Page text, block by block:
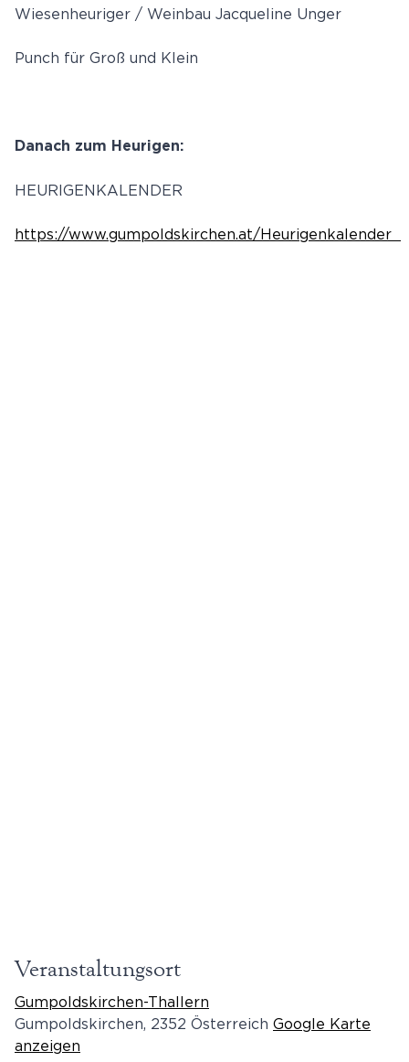
Wiesenheuriger / Weinbau Jacqueline Unger
Punch für Groß und Klein
Danach zum Heurigen:
HEURIGENKALENDER
https://www.gumpoldskirchen.at/Heurigenkalender
Veranstaltungsort
Gumpoldskirchen-Thallern
Gumpoldskirchen, 2352 Österreich Google Karte
anzeigen